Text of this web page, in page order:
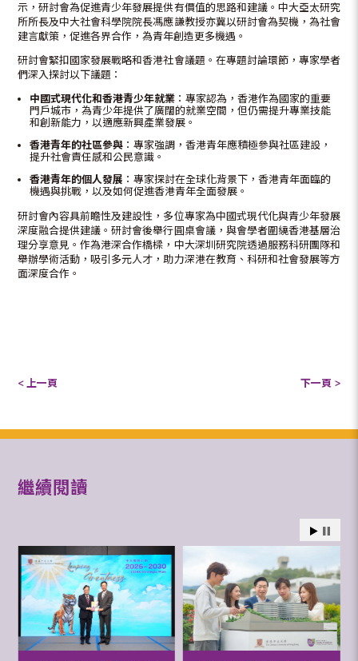
示，研討會為促進青少年發展提供有價值的思路和建議。中大亞太研究
所所長及中大社會科學院院長馮應謙教授亦冀以研討會為契機，為社會
建言獻策，促進各界合作，為青年創造更多機遇。
研討會緊扣國家發展戰略和香港社會議題。在專題討論環節，專家學者
們深入探討以下議題：
中國式現代化和香港青少年就業：專家認為，香港作為國家的重要
門戶城市，為青少年提供了廣闊的就業空間，但仍需提升專業技能
和創新能力，以適應新興產業發展。
香港青年的社區參與：專家強調，香港青年應積極參與社區建設，
提升社會責任感和公民意識。
香港青年的個人發展 ：專家探討在全球化背景下，香港青年面臨的
機遇與挑戰，以及如何促進香港青年全面發展。
研討會內容具前瞻性及建設性，多位專家為中國式現代化與青少年發展
深度融合提供建議。研討會後舉行圓桌會議，與會學者圍繞香港基層治
理分享意見。作為港深合作橋樑，中大深圳研究院透過服務科研團隊和
舉辦學術活動，吸引多元人才，助力深港在教育、科研和社會發展等方
面深度合作。
< 上一頁 下一頁 >
繼續閱讀